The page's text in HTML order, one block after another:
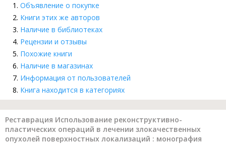
Объявление о покупке
Книги этих же авторов
Наличие в библиотеках
Рецензии и отзывы
Похожие книги
Наличие в магазинах
Информация от пользователей
Книга находится в категориях
Реставрация Использование реконструктивно-
пластических операций в лечении злокачественных
опухолей поверхностных локализаций : монография